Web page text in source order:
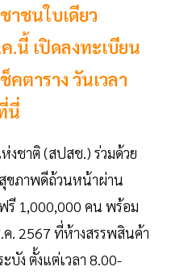
าชนใบเดียว
.นี้ เปิดลงทะเบียน
ตาราง วันเวลา
นี่
ชาติ (สปสช.) ร่วมด้วย
ขภาพดีถ้วนหน้าผ่าน
รี 1,000,000 คน พร้อม
ค. 2567 ที่ห้างสรรพสินค้า
บัง ตั้งแต่เวลา 8.00-